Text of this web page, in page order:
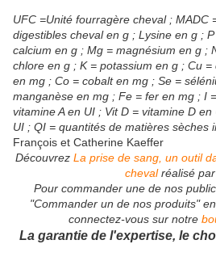
UFC =Unité fourragère cheval ; MADC
digestibles cheval en g ; Lysine en g ;
calcium en g ; Mg = magnésium en g ;
chlore en g ; K = potassium en g ; Cu
en mg ; Co = cobalt en mg ; Se =
manganèse en mg ; Fe = fer en mg ; I
vitamine A en UI ; Vit D = vitamine D
UI ; QI = quantités de matières sèches
François et Catherine Kaeffer
Découvrez La prise de sang, un outil
chevalréalisé par
Pour commander une de nos
"Commander un de nos produits"
connectez-vous sur notre
La garantie de l'expertise, le